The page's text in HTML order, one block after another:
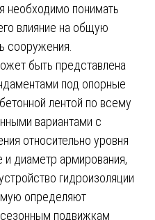
необходимо понимать
влияние на общую
сооружения.
быть представлена
под опорные
лентой по всему
вариантами с
относительно уровня
и диаметр армирования,
гидроизоляции
определяют
подвижкам